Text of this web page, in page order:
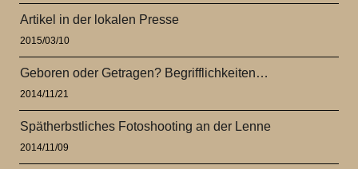
Artikel in der lokalen Presse
2015/03/10
Geboren oder Getragen? Begrifflichkeiten…
2014/11/21
Spätherbstliches Fotoshooting an der Lenne
2014/11/09